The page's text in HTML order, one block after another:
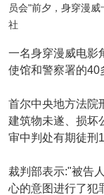
员会"前夕，身穿漫
社
一名身穿漫威电影
使馆和警察署的40
首尔中央地方法院
建筑物未遂、损坏
审中判处有期徒刑1
裁判部表示:"被告
心的意图进行了犯